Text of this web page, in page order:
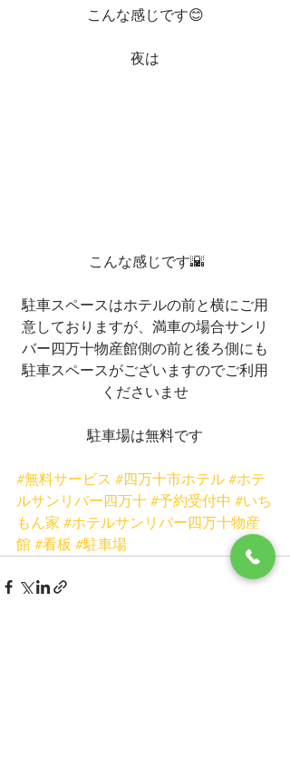
こんな感じです😊
夜は
こんな感じです🌇
駐車スペースはホテルの前と横にご用
意しておりますが、満車の場合サンリ
バー四万十物産館側の前と後ろ側にも
駐車スペースがございますのでご利用
くださいませ
駐車場は無料です
#無料サービス #四万十市ホテル #ホテ
ルサンリバー四万十 #予約受付中 #いち
もん家 #ホテルサンリバー四万十物産
館 #看板 #駐車場